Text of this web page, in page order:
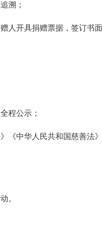
溯；
开具捐赠票据，签订书
程公示；
中华人民共和国慈善法
。